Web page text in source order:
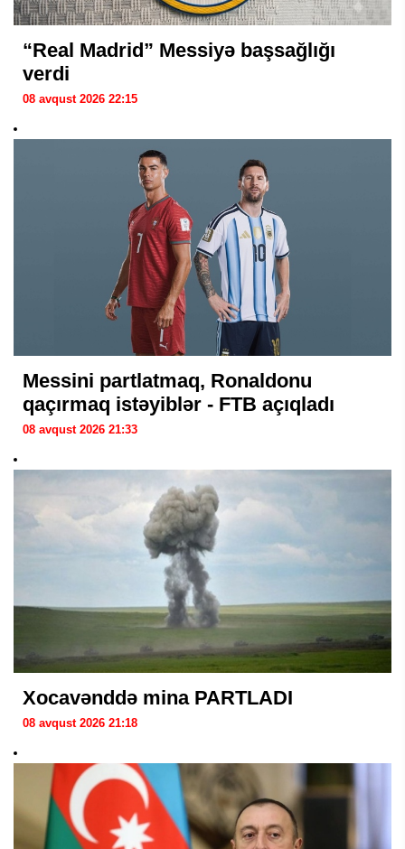
“Real Madrid” Messiyə başsağlığı
verdi
08 avqust 2026 22:15
Messini partlatmaq, Ronaldonu
qaçırmaq istəyiblər - FTB açıqladı
08 avqust 2026 21:33
Xocavənddə mina PARTLADI
08 avqust 2026 21:18